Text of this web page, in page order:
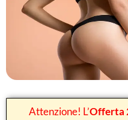
Attenzione! L’Offerta